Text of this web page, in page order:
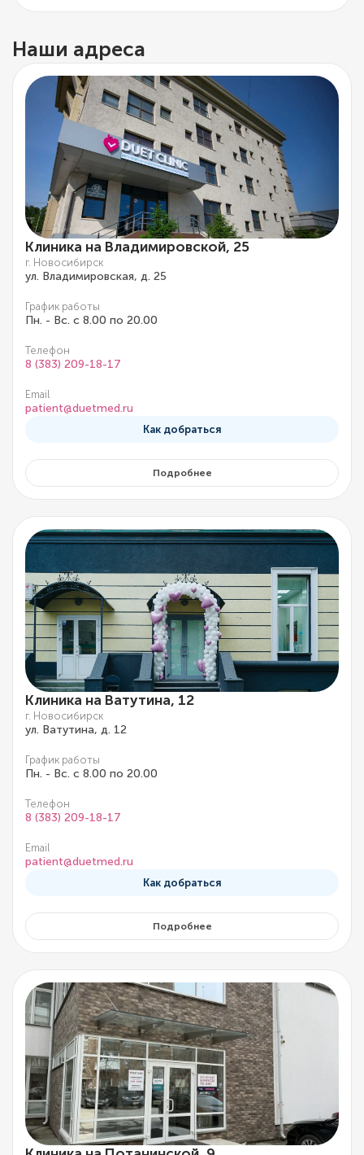
Наши адреса
Клиника на Владимировской, 25
г. Новосибирск
ул. Владимировская, д. 25
График работы
Пн. - Вс. с 8.00 по 20.00
Телефон
8 (383) 209-18-17
Email
patient@duetmed.ru
Как добраться
Подробнее
Клиника на Ватутина, 12
г. Новосибирск
ул. Ватутина, д. 12
График работы
Пн. - Вс. с 8.00 по 20.00
Телефон
8 (383) 209-18-17
Email
patient@duetmed.ru
Как добраться
Подробнее